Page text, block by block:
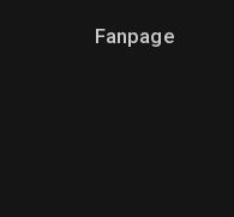
Fanpage